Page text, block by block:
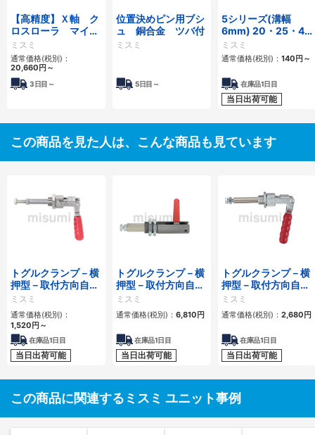
【高精度】Ｘ軸 ク
ロスローラ マイク
ロメータヘッド
ミスミ
通常価格(税別)：
20,660円～
3日目～
位置決めピン用ブシ
ュ 銅合金 ツバ付
ミスミ
5日目～
5シリーズ(溝幅
6mm) 20・25・40
角アルミフレーム用
板金プレート 曲げ
タイプ
ミスミ
通常価格(税別)： 140円～
在庫品1日目
当日出荷可能
この商品を見た人は、こんな商品も見ています
トグルクランプ－横
押型－取付方向自在
型－クランプボルト
サイズM8－締圧力
1470N
ミスミ
通常価格(税別)：
1,520円～
在庫品1日目
当日出荷可能
トグルクランプ－横
押型－取付方向自在
型－クランプボルト
サイズM12－締圧力
3000N
ミスミ
通常価格(税別)： 6,810円
在庫品1日目
当日出荷可能
トグルクランプ－横
押型－取付方向自在
型－クランプボルト
サイズM10－締圧力
3138N
ミスミ
通常価格(税別)： 2,680円
在庫品1日目
当日出荷可能
この商品に関連するミスミ ユニット事例